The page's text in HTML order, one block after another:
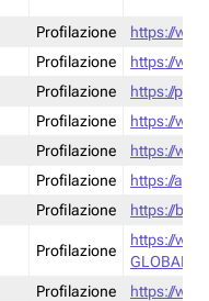
Profilazione
https://
Profilazione
https://
Profilazione
https://
Profilazione
https://
Profilazione
https://
Profilazione
https://
Profilazione https://
Profilazione
https://
GLOBAL-
Profilazione
https://